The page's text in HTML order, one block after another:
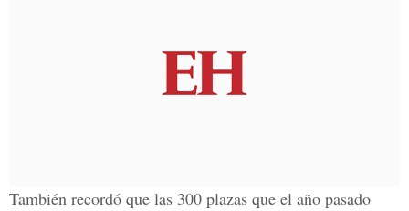
También recordó que las 300 plazas que el año pasado